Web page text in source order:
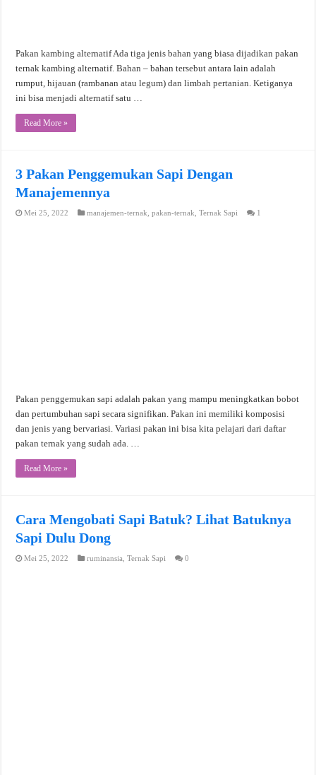
Pakan kambing alternatif Ada tiga jenis bahan yang biasa dijadikan pakan
ternak kambing alternatif. Bahan – bahan tersebut antara lain adalah
rumput, hijauan (rambanan atau legum) dan limbah pertanian. Ketiganya
ini bisa menjadi alternatif satu …
Read More »
3 Pakan Penggemukan Sapi Dengan
Manajemennya
Mei 25, 2022 manajemen-ternak ,pakan-ternak ,Ternak Sapi 1
Pakan penggemukan sapi adalah pakan yang mampu meningkatkan bobot
dan pertumbuhan sapi secara signifikan. Pakan ini memiliki komposisi
dan jenis yang bervariasi. Variasi pakan ini bisa kita pelajari dari daftar
pakan ternak yang sudah ada. …
Read More »
Cara Mengobati Sapi Batuk? Lihat Batuknya
Sapi Dulu Dong
Mei 25, 2022 ruminansia ,Ternak Sapi 0